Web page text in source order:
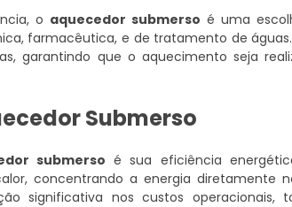
o aquecedor submerso é uma
farmacêutica, e de tratamento de águas.
garantindo que o aquecimento seja
Submerso
submerso é sua eficiência
concentrando a energia diretamente
significativa nos custos operacionais,